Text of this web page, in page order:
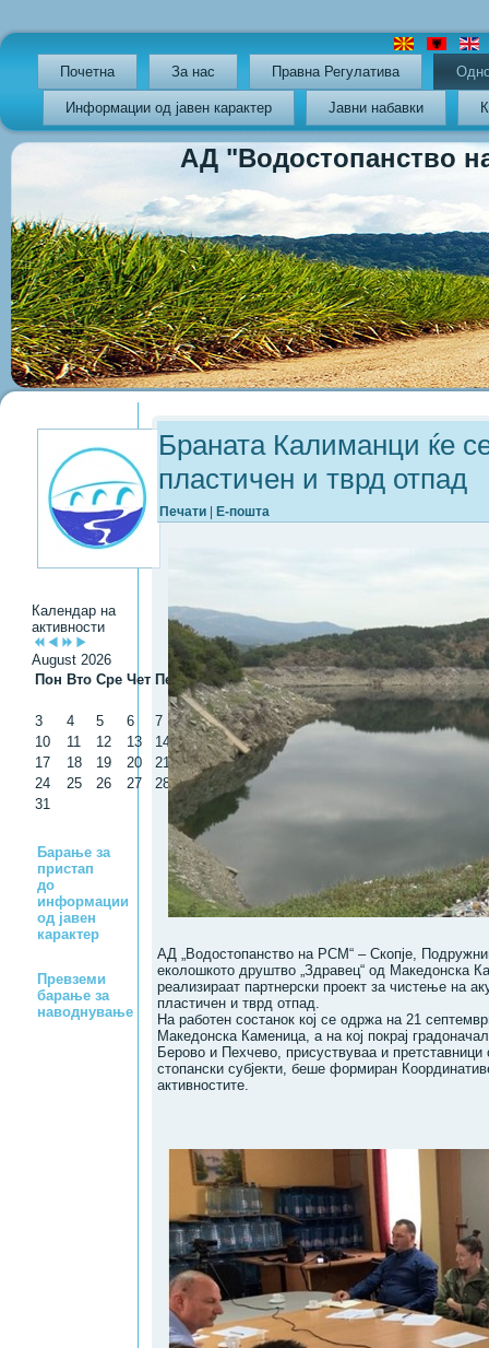
Почетна За нас Правна Регулатива
Информации од јавен карактер Јавни набавки
АД "Водостопанство на
Календар на
активности
August 2026
Пон Вто Сре Чет Пет Саб Нед
1
2
3
4 5 6 7 8
9
10
11 12 13 14 15
16
17
18 19 20 21 22
23
24
25 26 27 28 29
30
31
Барање за
пристап
до
информации
од јавен
карактер
Превземи
барање за
наводнување
Браната Калиманци ќе
пластичен и тврд отпад
Печати Е-пошта
АД „Водостопанство на РСМ“ – Скопје,
еколошкото друштво „Здравец“ од Македонска
реализираат партнерски проект за чистење на
пластичен и тврд отпад.
На работен состанок кој се одржа на 21
Македонска Каменица, а на кој покрај
Берово и Пехчево, присуствуваа и претставници
стопански субјекти, беше формиран
активностите.